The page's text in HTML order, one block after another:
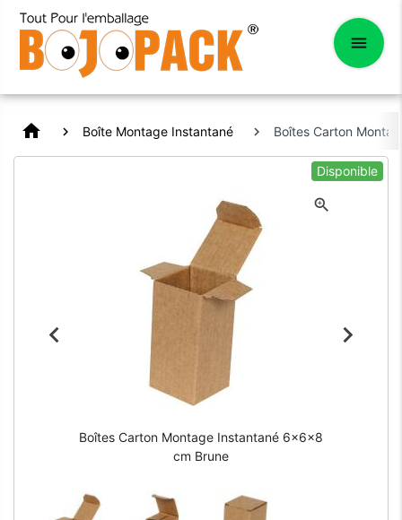
home Boîte Montage Instantané Boîtes Carton
Disponible
Boîtes Carton Montage Instantané 6x6x8
cm Brune